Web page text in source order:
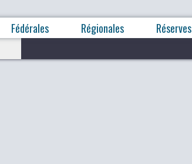
Fédérales Régionales Réserves